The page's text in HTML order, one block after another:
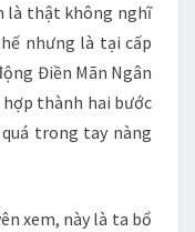
là thật không nghĩ
nhưng là tại cấp
Điền Mãn Ngân
thành hai bước
trong tay nàng
xem, này là ta bổ